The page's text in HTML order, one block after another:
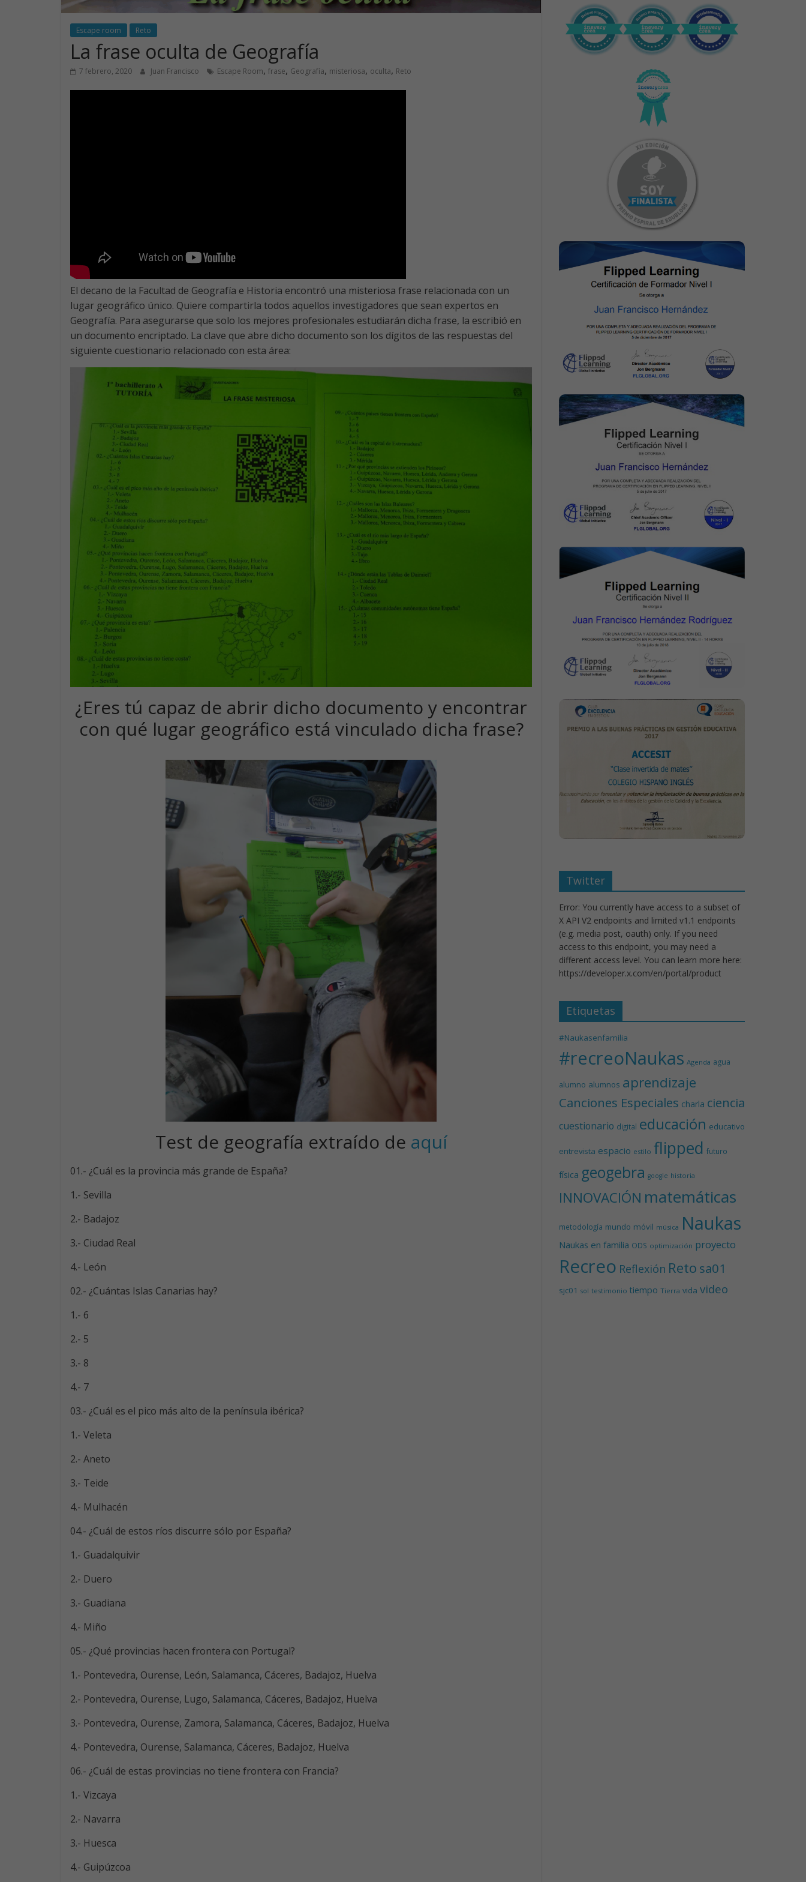
Escape room Reto
La frase oculta de Geografía
7 febrero, 2020 Juan Francisco Escape Room, frase, Geografía, misteriosa, oculta, Reto
El decano de la Facultad de Geografía e Historia encontró una misteriosa frase relacionada con un
lugar geográfico único. Quiere compartirla todos aquellos investigadores que sean expertos en
Geografía. Para asegurarse que solo los mejores profesionales estudiarán dicha frase, la escribió en
un documento encriptado. La clave que abre dicho documento son los dígitos de las respuestas del
siguiente cuestionario relacionado con esta área:
¿Eres tú capaz de abrir dicho documento y encontrar
con qué lugar geográfico está vinculado dicha frase?
Test de geografía extraído de aquí
01.- ¿Cuál es la provincia más grande de España?
1.- Sevilla
2.- Badajoz
3.- Ciudad Real
4.- León
02.- ¿Cuántas Islas Canarias hay?
1.- 6
2.- 5
3.- 8
4.- 7
03.- ¿Cuál es el pico más alto de la península ibérica?
1.- Veleta
2.- Aneto
3.- Teide
4.- Mulhacén
04.- ¿Cuál de estos ríos discurre sólo por España?
1.- Guadalquivir
2.- Duero
3.- Guadiana
4.- Miño
05.- ¿Qué provincias hacen frontera con Portugal?
1.- Pontevedra, Ourense, León, Salamanca, Cáceres, Badajoz, Huelva
2.- Pontevedra, Ourense, Lugo, Salamanca, Cáceres, Badajoz, Huelva
3.- Pontevedra, Ourense, Zamora, Salamanca, Cáceres, Badajoz, Huelva
4.- Pontevedra, Ourense, Salamanca, Cáceres, Badajoz, Huelva
06.- ¿Cuál de estas provincias no tiene frontera con Francia?
1.- Vizcaya
2.- Navarra
3.- Huesca
4.- Guipúzcoa
Twitter
Error: You currently have access to a subset of
X API V2 endpoints and limited v1.1 endpoints
(e.g. media post, oauth) only. If you need
access to this endpoint, you may need a
different access level. You can learn more here:
https://developer.x.com/en/portal/product
Etiquetas
#Naukasenfamilia
#recreoNaukas Agenda agua
alumno alumnos aprendizaje
Canciones Especiales charla ciencia
cuestionario digital educación educativo
entrevista espacio estilo flipped futuro
física geogebra google historia
INNOVACIÓN matemáticas
metodología mundo móvil música Naukas
Naukas en familia ODS optimización proyecto
Recreo Reflexión Reto sa01
sjc01 sol testimonio tiempo Tierra vida video